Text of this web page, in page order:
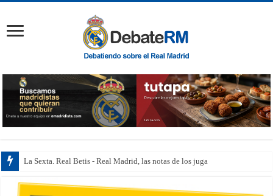
La Sexta. Real Betis - Real Madrid, las notas de los jugadores: B